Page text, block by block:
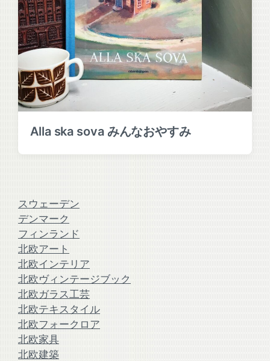
Alla ska sova みんなおやすみ
スウェーデン
デンマーク
フィンランド
北欧アート
北欧インテリア
北欧ヴィンテージブック
北欧ガラス工芸
北欧テキスタイル
北欧フォークロア
北欧家具
北欧建築